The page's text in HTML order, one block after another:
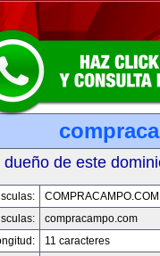
dueño de este
COMPRACAMPO.COM
compracampo.com
11 caracteres